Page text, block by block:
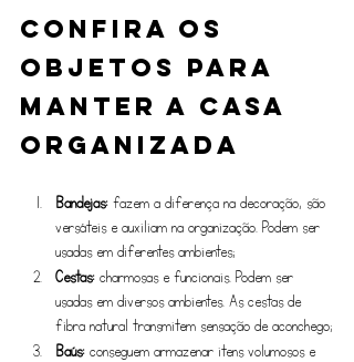
Confira os
objetos para
manter a casa
organizada
Bandejas: fazem a diferença na decoração, são
versáteis e auxiliam na organização. Podem ser
usadas em diferentes ambientes;
Cestas: charmosas e funcionais. Podem ser
usadas em diversos ambientes. As cestas de
fibra natural transmitem sensação de aconchego;
Baús: conseguem armazenar itens volumosos e